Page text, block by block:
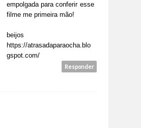
empolgada para conferir esse
filme me primeira mão!
beijos
https://atrasadaparaocha.blo
gspot.com/
Responder